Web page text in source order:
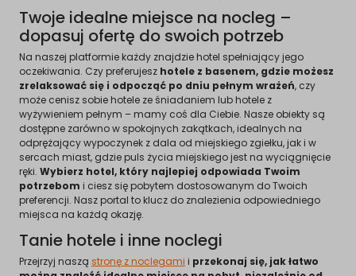
Twoje idealne miejsce na nocleg –
dopasuj ofertę do swoich potrzeb
Na naszej platformie każdy znajdzie hotel spełniający jego
oczekiwania. Czy preferujesz hotele z basenem, gdzie możesz
zrelaksować się i odpocząć po dniu pełnym wrażeń, czy
może cenisz sobie hotele ze śniadaniem lub hotele z
wyżywieniem pełnym – mamy coś dla Ciebie. Nasze obiekty są
dostępne zarówno w spokojnych zakątkach, idealnych na
odprężający wypoczynek z dala od miejskiego zgiełku, jak i w
sercach miast, gdzie puls życia miejskiego jest na wyciągnięcie
ręki. Wybierz hotel, który najlepiej odpowiada Twoim
potrzebom i ciesz się pobytem dostosowanym do Twoich
preferencji. Nasz portal to klucz do znalezienia odpowiedniego
miejsca na każdą okazję.
Tanie hotele i inne noclegi
Przejrzyj naszą stronę z noclegami i przekonaj się, jak łatwo